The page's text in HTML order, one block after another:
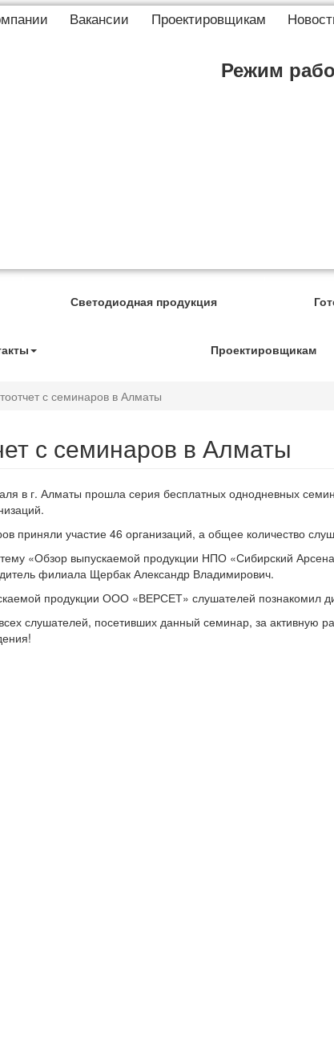
Вакансии Проектировщикам
Режим
Светодиодная продукция
Проектировщикам
с семинаров в Алматы
с семинаров в Алматы
в г. Алматы прошла серия бесплатных однодневных
приняли участие 46 организаций, а общее количество
«Обзор выпускаемой продукции НПО «Сибирский
филиала Щербак Александр Владимирович.
продукции ООО «ВЕРСЕТ» слушателей познакомил
слушателей, посетивших данный семинар, за активную